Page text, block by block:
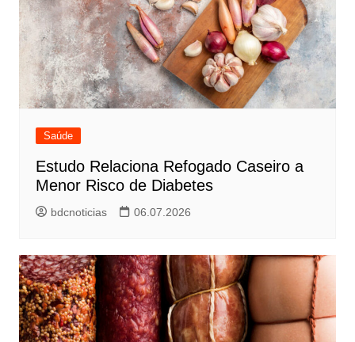
Saúde
Estudo Relaciona Refogado Caseiro a
Menor Risco de Diabetes
bdcnoticias 06.07.2026